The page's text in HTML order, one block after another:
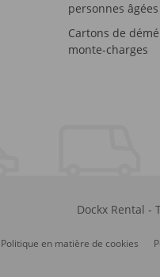
personnes âgées
Cartons de
monte-charges
Dockx Rental -
Politique en matière de cookies